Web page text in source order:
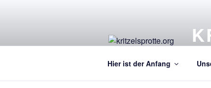
Hier ist der Anfang